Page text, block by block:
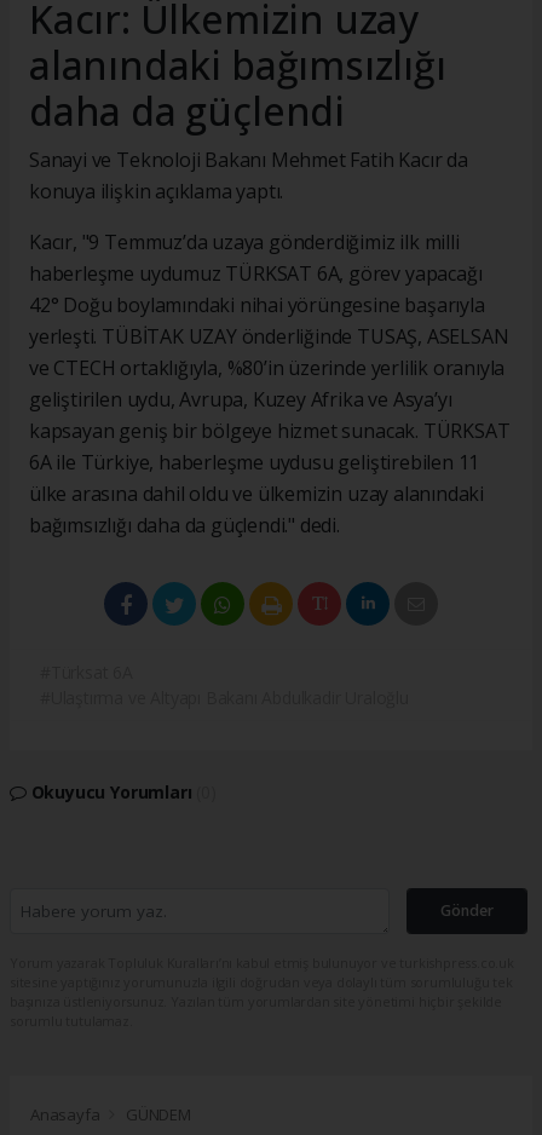
Kacır: Ülkemizin uzay
alanındaki bağımsızlığı
daha da güçlendi
Sanayi ve Teknoloji Bakanı Mehmet Fatih Kacır da
konuya ilişkin açıklama yaptı.
Kacır, "9 Temmuz’da uzaya gönderdiğimiz ilk milli
haberleşme uydumuz TÜRKSAT 6A, görev yapacağı
42° Doğu boylamındaki nihai yörüngesine başarıyla
yerleşti. TÜBİTAK UZAY önderliğinde TUSAŞ, ASELSAN
ve CTECH ortaklığıyla, %80’in üzerinde yerlilik oranıyla
geliştirilen uydu, Avrupa, Kuzey Afrika ve Asya’yı
kapsayan geniş bir bölgeye hizmet sunacak. TÜRKSAT
6A ile Türkiye, haberleşme uydusu geliştirebilen 11
ülke arasına dahil oldu ve ülkemizin uzay alanındaki
bağımsızlığı daha da güçlendi." dedi.
Okuyucu Yorumları
Gönder
Anasayfa GÜNDEM